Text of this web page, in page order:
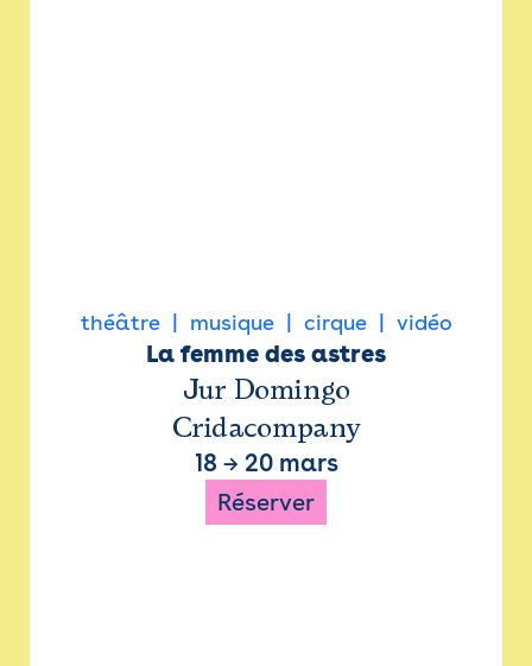
théâtre musique cirque vidéo
La femme des astres
Jur Domingo
Cridacompany
18 → 20 mars
Réserver